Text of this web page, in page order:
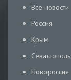
Все новости
Россия
Крым
Севастополь
Новороссия